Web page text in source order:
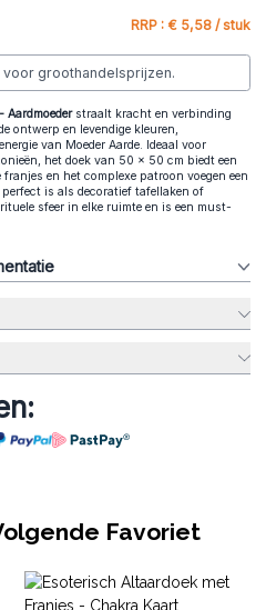
RRP : € 5,58 / stuk
groothandelsprijzen.
Aardmoederstraalt kracht en verbinding
ontwerp en levendige kleuren,
van Moeder Aarde. Ideaal voor
het doek van 50 x 50 cm biedt een
en het complexe patroon voegen een
is als decoratief tafellaken of
sfeer in elke ruimte en is een must-
Favoriet